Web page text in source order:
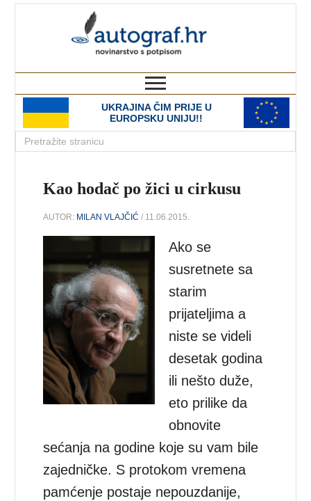
UKRAJINA ČIM PRIJE U
EUROPSKU UNIJU!!
Kao hodač po žici u cirkusu
AUTOR: MILAN VLAJČIĆ / 11.06.2015.
Ako se
susretnete sa
starim
prijateljima a
niste se videli
desetak godina
ili nešto duže,
eto prilike da
obnovite
sećanja na godine koje su vam bile
zajedničke. S protokom vremena
pamćenje postaje nepouzdanije,